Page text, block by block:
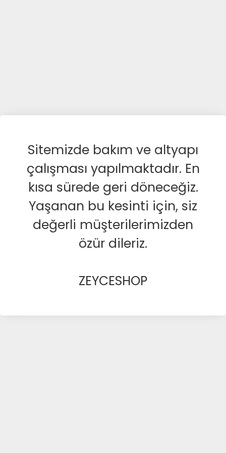
Sitemizde bakım ve altyapı
çalışması yapılmaktadır. En
kısa sürede geri döneceğiz.
Yaşanan bu kesinti için, siz
değerli müşterilerimizden
özür dileriz.
ZEYCESHOP